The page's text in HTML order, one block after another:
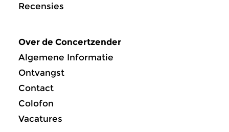
Recensies
Over de Concertzender
Algemene Informatie
Ontvangst
Contact
Colofon
Vacatures